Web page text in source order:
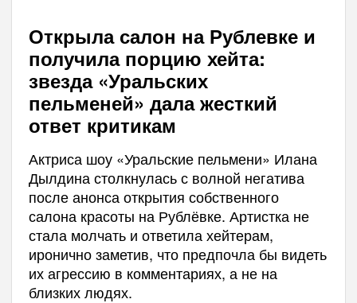
Открыла салон на Рублевке и
получила порцию хейта:
звезда «Уральских
пельменей» дала жесткий
ответ критикам
Актриса шоу «Уральские пельмени» Илана
Дылдина столкнулась с волной негатива
после анонса открытия собственного
салона красоты на Рублёвке. Артистка не
стала молчать и ответила хейтерам,
иронично заметив, что предпочла бы видеть
их агрессию в комментариях, а не на
близких людях.